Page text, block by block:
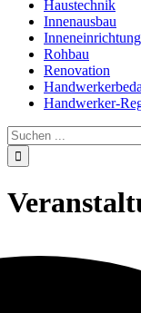
Haustechnik
Innenausbau
Inneneinrichtung
Rohbau
Renovation
Handwerker-